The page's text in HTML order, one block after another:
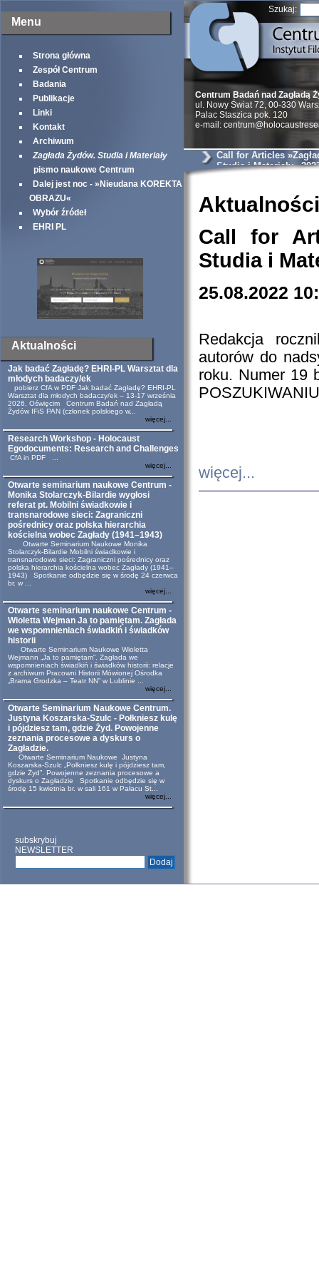
Menu
Strona główna
Zespół Centrum
Badania
Publikacje
Linki
Kontakt
Archiwum
Zagłada Żydów. Studia i Materiały
pismo naukowe Centrum
Dalej jest noc - »Nieudana KOREKTA
OBRAZU«
Wybór źródeł
EHRI PL
Aktualności
Jak badać Zagładę? EHRI-PL Warsztat dla
młodych badaczy/ek
pobierz CfA w PDF Jak badać Zagładę? EHRI-PL
Warsztat dla młodych badaczy/ek – 13-17 września
2026, Oświęcim Centrum Badań nad Zagładą
Żydów IFiS PAN (członek polskiego w...
więcej...
Research Workshop - Holocaust
Egodocuments: Research and Challenges
CfA in PDF ...
więcej...
Otwarte seminarium naukowe Centrum -
Monika Stolarczyk-Bilardie wygłosi
referat pt. Mobilni świadkowie i
transnarodowe sieci: Zagraniczni
pośrednicy oraz polska hierarchia
kościelna wobec Zagłady (1941–1943)
Otwarte Seminarium Naukowe Monika
Stolarczyk-Bilardie Mobilni świadkowie i
transnarodowe sieci: Zagraniczni pośrednicy oraz
polska hierarchia kościelna wobec Zagłady (1941–
1943) Spotkanie odbędzie się w środę 24 czerwca
br. w ...
więcej...
Otwarte seminarium naukowe Centrum -
Wioletta Wejman Ja to pamiętam. Zagłada
we wspomnieniach świadkiń i świadków
historii
Otwarte Seminarium Naukowe Wioletta
Wejmann „Ja to pamiętam”. Zagłada we
wspomnieniach świadkiń i świadków historii: relacje
z archiwum Pracowni Historii Mówionej Ośrodka
„Brama Grodzka – Teatr NN” w Lublinie ...
więcej...
Otwarte Seminarium Naukowe Centrum.
Justyna Koszarska-Szulc - Połkniesz kulę
i pójdziesz tam, gdzie Żyd. Powojenne
zeznania procesowe a dyskurs o
Zagładzie.
Otwarte Seminarium Naukowe Justyna
Koszarska-Szulc „Połkniesz kulę i pójdziesz tam,
gdzie Żyd”. Powojenne zeznania procesowe a
dyskurs o Zagładzie Spotkanie odbędzie się w
środę 15 kwietnia br. w sali 161 w Pałacu St...
więcej...
subskrybuj
NEWSLETTER
Szukaj:
Centrum Badań nad Zagładą
ul. Nowy Świat 72, 00-330
Palac Staszica pok. 120
e-mail:
Call for Articles
Studia i Materiały«
Aktualności
Call for
Studia i
25.08.2022
Redakcja
autorów do
roku. Numer 19
więcej...